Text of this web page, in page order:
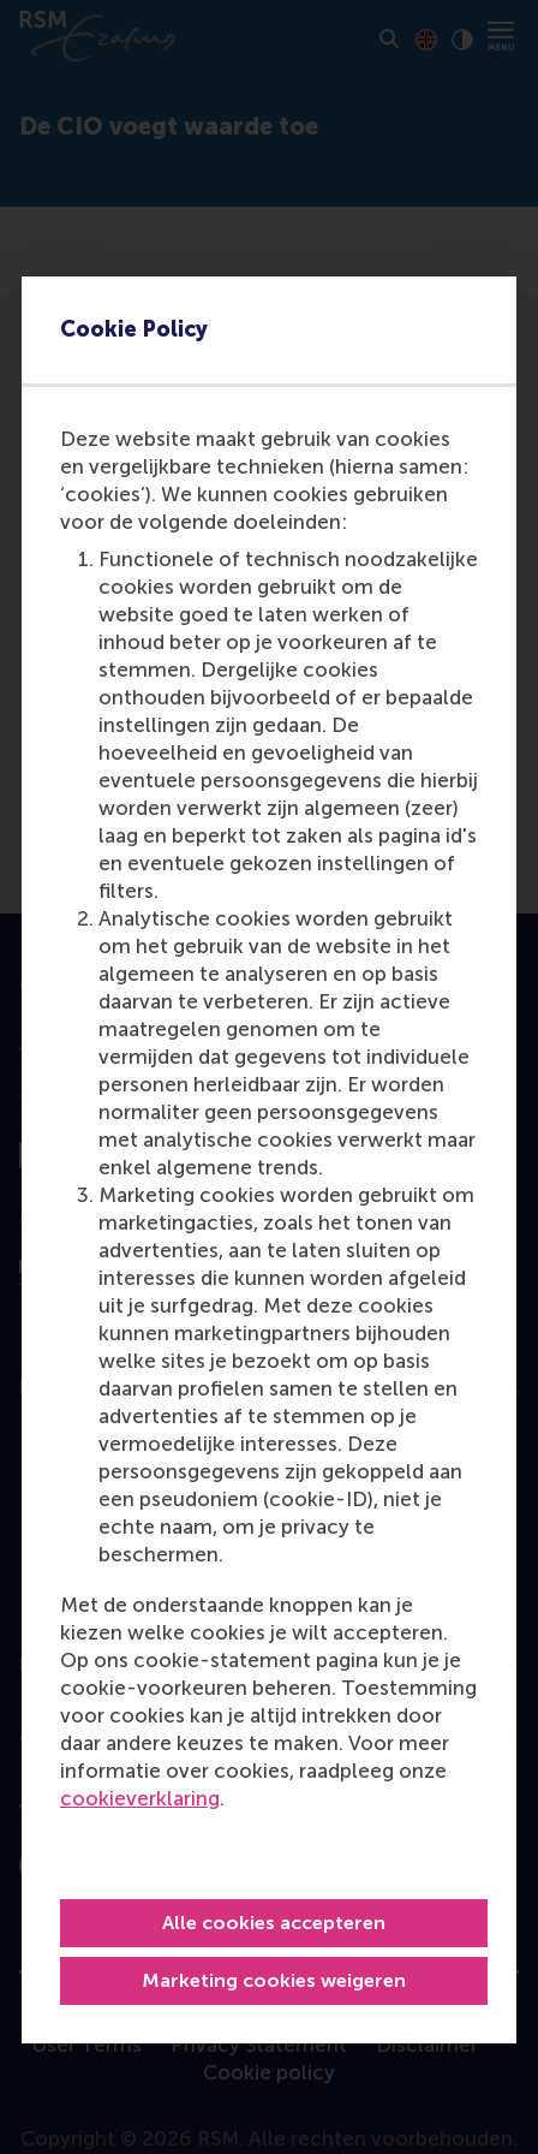
Cookie Policy
Deze website maakt gebruik van cookies
en vergelijkbare technieken (hierna samen:
‘cookies’). We kunnen cookies gebruiken
voor de volgende doeleinden:
Functionele of technisch noodzakelijke
cookies worden gebruikt om de
website goed te laten werken of
inhoud beter op je voorkeuren af te
stemmen. Dergelijke cookies
onthouden bijvoorbeeld of er bepaalde
instellingen zijn gedaan. De
hoeveelheid en gevoeligheid van
eventuele persoonsgegevens die hierbij
worden verwerkt zijn algemeen (zeer)
laag en beperkt tot zaken als pagina id's
en eventuele gekozen instellingen of
filters.
Analytische cookies worden gebruikt
om het gebruik van de website in het
algemeen te analyseren en op basis
daarvan te verbeteren. Er zijn actieve
maatregelen genomen om te
vermijden dat gegevens tot individuele
personen herleidbaar zijn. Er worden
normaliter geen persoonsgegevens
met analytische cookies verwerkt maar
enkel algemene trends.
Marketing cookies worden gebruikt om
marketingacties, zoals het tonen van
advertenties, aan te laten sluiten op
interesses die kunnen worden afgeleid
uit je surfgedrag. Met deze cookies
kunnen marketingpartners bijhouden
welke sites je bezoekt om op basis
daarvan profielen samen te stellen en
advertenties af te stemmen op je
vermoedelijke interesses. Deze
persoonsgegevens zijn gekoppeld aan
een pseudoniem (cookie-ID), niet je
echte naam, om je privacy te
beschermen.
Met de onderstaande knoppen kan je
kiezen welke cookies je wilt accepteren.
Op ons cookie-statement pagina kun je je
cookie-voorkeuren beheren. Toestemming
voor cookies kan je altijd intrekken door
daar andere keuzes te maken. Voor meer
informatie over cookies, raadpleeg onze
cookieverklaring.
Marketing cookies weigeren
Alle cookies accepteren
De CIO voegt waarde toe
Participants
Teixeira, P.
Role: General
Reference type: Journalist
Media Outlets
FEM/Business(Unknown)
Geaccrediteerd door
Top gerangschikt
Geëvalueerd door
Education
Bachelor
Executive Education
Programme finder
Information for
Contact
Volg ons
User Terms Privacy Statement
Disclaimer
Cookie policy